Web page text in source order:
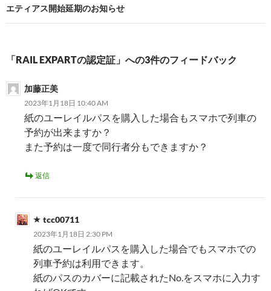
稿
ビ
ー
エティアス開始延期のお知らせ
「RAIL EXPARTの認定証」への3件のフィードバック
加藤正美
2023年1月18日 10:40 AM
紙のユーレイルパスを購入した場合もスマホで列車の
予約が出来ますか？
また予約は一度で同行者分もできますか？
返信
tcc00711
2023年1月18日 2:30 PM
紙のユーレイルパスを購入した場合でもスマホでの
列車予約は利用できます。
紙のパスのカバーに記載されたNo.をスマホに入力す